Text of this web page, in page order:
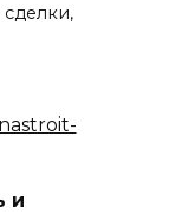
сделки,
и